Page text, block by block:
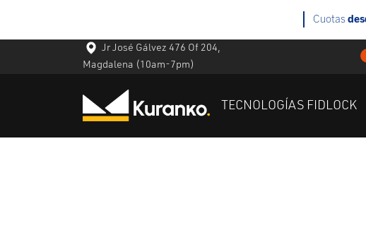
Jr José Gálvez 476 Of 204,
Magdalena (10am-7pm)
TECNOLOGÍAS FIDLOCK